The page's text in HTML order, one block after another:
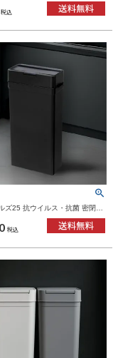
税込
ズ25 抗ウイルス・抗菌 密閉ダ
ス 25L 2個セット | インテリア雑
税込